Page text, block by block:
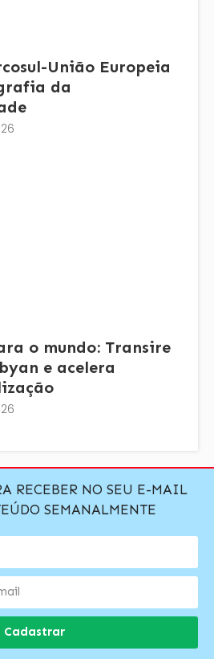
União Europeia
da
o mundo: Transire
e acelera
RECEBER NO SEU E-MAIL
SEMANALMENTE
Cadastrar